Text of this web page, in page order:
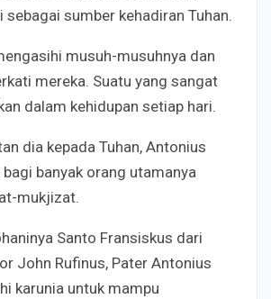
sumber kehadiran Tuhan.
musuh-musuhnya dan
mereka. Suatu yang sangat
dalam kehidupan setiap hari.
dia kepada Tuhan, Antonius
banyak orang utamanya
mukjizat.
Santo Fransiskus dari
John Rufinus, Pater Antonius
karunia untuk mampu